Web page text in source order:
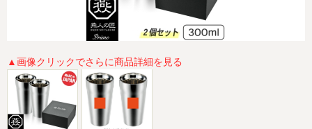
著作権と推奨環境について プライバシーポリシー
採用情報
会社概要
▲画像クリックでさらに商品詳細を見る